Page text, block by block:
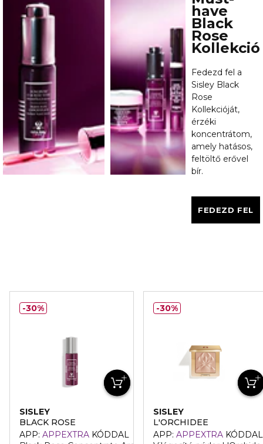
have
Black
Rose
Kollekció
Fedezd fel a
Sisley Black
Rose
Kollekcióját,
érzéki
koncentrátom,
amely hatásos,
feltöltő erővel
bír.
FEDEZD FEL
SISLEY
BLACK ROSE
APP: APPEXTRA KÓDDAL
30%
SISLEY
L'ORCHIDEE
APP: APPEXTRA KÓDDAL
30%